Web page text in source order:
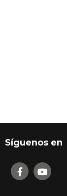
Síguenos en